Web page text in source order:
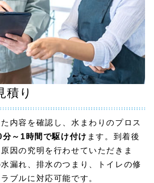
積り
内容を確認し、水まわりのプロス
分～1時間で駆け付け ます。到着後
因の究明を行わせていただきま
漏れ、排水のつまり、トイレの修
ブルに対応可能です。